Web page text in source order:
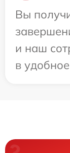
Вы
и наш
в